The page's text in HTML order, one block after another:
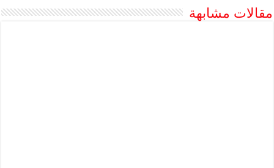
مقالات مشابهة